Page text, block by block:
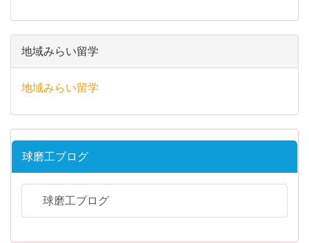
地域みらい留学
地域みらい留学
球磨工ブログ
球磨工ブログ